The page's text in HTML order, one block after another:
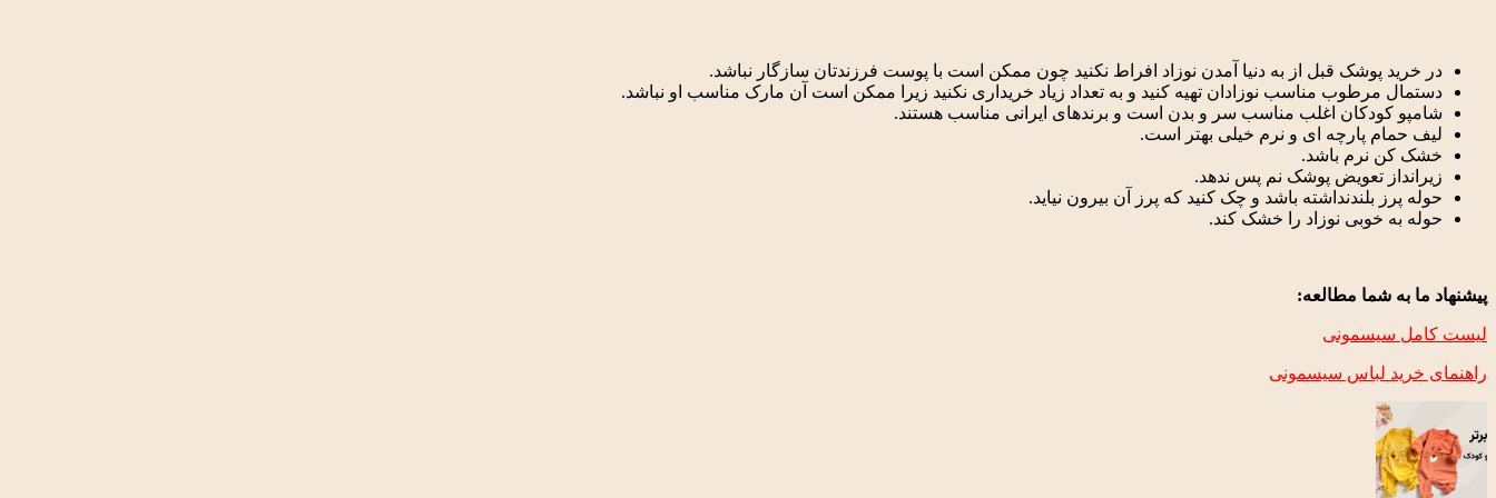
در خرید پوشک قبل از به دنیا آمدن نوزاد افراط نکنید چون ممکن است با پوست فرزندتان سازگار نباشد.
دستمال مرطوب مناسب نوزادان تهیه کنید و به تعداد زیاد خریداری نکنید زیرا ممکن است آن مارک مناسب او نباشد.
شامپو کودکان اغلب مناسب سر و بدن است و برندهای ایرانی مناسب هستند.
لیف حمام پارچه ­ای و نرم خیلی بهتر است.
خشک کن نرم باشد.
زیرانداز تعویض پوشک نم پس ندهد.
حوله پرز بلندنداشته باشد و چک کنید که پرز آن بیرون نیاید.
حوله به خوبی نوزاد را خشک کند.
پیشنهاد ما به شما مطالعه:
لیست کامل سیسمونی
راهنمای خرید لباس سیسمونی